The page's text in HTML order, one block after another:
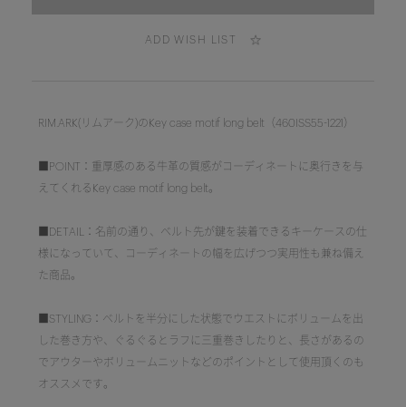
ADD WISH LIST
RIM.ARK(リムアーク)のKey case motif long belt（460ISS55-1221）
■POINT：重厚感のある牛革の質感がコーディネートに奥行きを与
えてくれるKey case motif long belt。
■DETAIL：名前の通り、ベルト先が鍵を装着できるキーケースの仕
様になっていて、コーディネートの幅を広げつつ実用性も兼ね備え
た商品。
■STYLING：ベルトを半分にした状態でウエストにボリュームを出
した巻き方や、ぐるぐるとラフに三重巻きしたりと、長さがあるの
でアウターやボリュームニットなどのポイントとして使用頂くのも
オススメです。